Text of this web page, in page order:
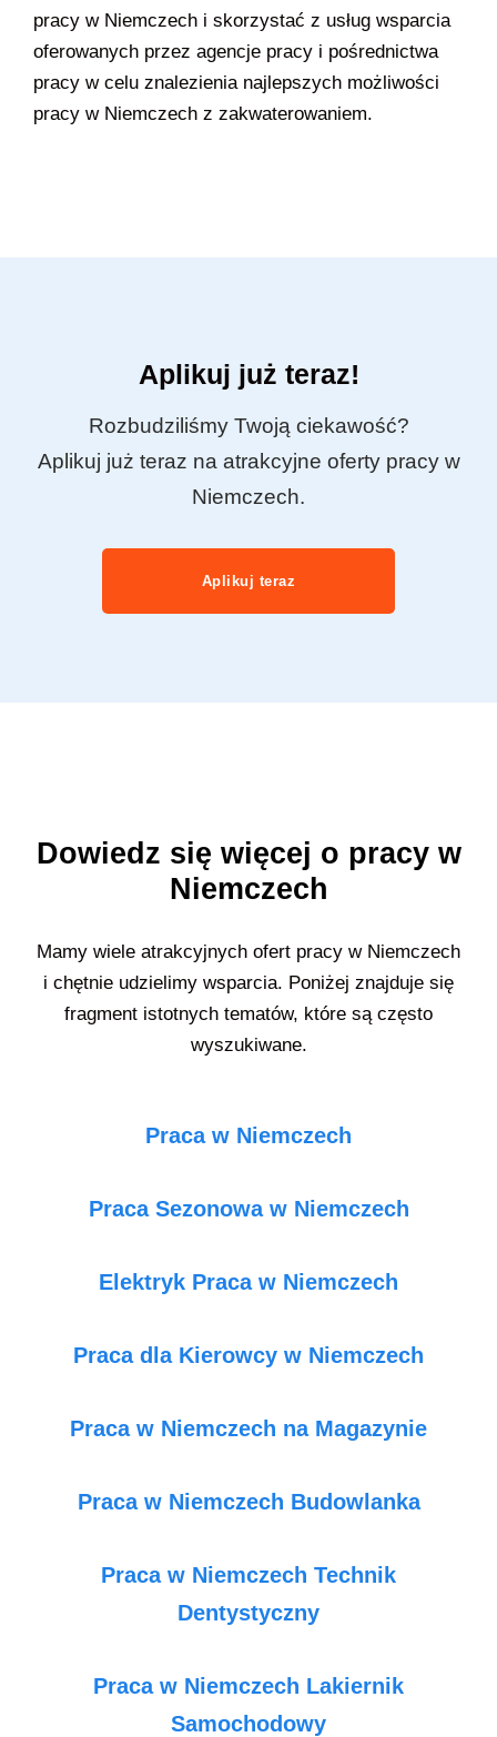
pracy w Niemczech i skorzystać z usług wsparcia
oferowanych przez agencje pracy i pośrednictwa
pracy w celu znalezienia najlepszych możliwości
pracy w Niemczech z zakwaterowaniem.
Aplikuj już teraz!
Rozbudziliśmy Twoją ciekawość?
Aplikuj już teraz na atrakcyjne oferty pracy w
Niemczech.
Aplikuj teraz
Dowiedz się więcej o pracy w
Niemczech
Mamy wiele atrakcyjnych ofert pracy w Niemczech
i chętnie udzielimy wsparcia. Poniżej znajduje się
fragment istotnych tematów, które są często
wyszukiwane.
Praca w Niemczech
Praca Sezonowa w Niemczech
Elektryk Praca w Niemczech
Praca dla Kierowcy w Niemczech
Praca w Niemczech na Magazynie
Praca w Niemczech Budowlanka
Praca w Niemczech Technik
Dentystyczny
Praca w Niemczech Lakiernik
Samochodowy